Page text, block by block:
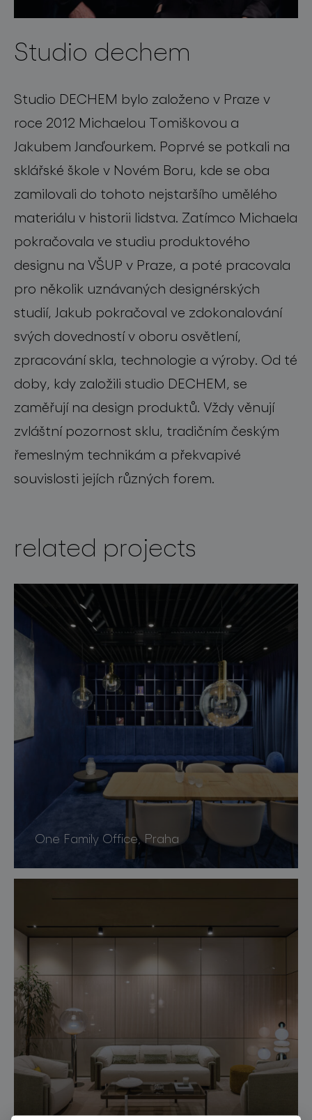
Studio dechem
Studio DECHEM bylo založeno v Praze v
roce 2012 Michaelou Tomiškovou a
Jakubem Janďourkem. Poprvé se potkali na
sklářské škole v Novém Boru, kde se oba
zamilovali do tohoto nejstaršího umělého
materiálu v historii lidstva. Zatímco Michaela
pokračovala ve studiu produktového
designu na VŠUP v Praze, a poté pracovala
pro několik uznávaných designérských
studií, Jakub pokračoval ve zdokonalování
svých dovedností v oboru osvětlení,
zpracování skla, technologie a výroby. Od té
doby, kdy založili studio DECHEM, se
zaměřují na design produktů. Vždy věnují
zvláštní pozornost sklu, tradičním českým
řemeslným technikám a překvapivé
souvislosti jejích různých forem.
related projects
One Family Office, Praha